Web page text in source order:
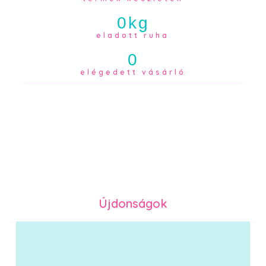
eladott ruha
0kg
elégedett vásárló
0
Újdonságok